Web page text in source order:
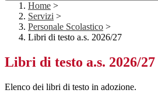
Home >
Servizi >
Personale Scolastico >
Libri di testo a.s. 2026/27
Libri di testo a.s. 2026/27
Elenco dei libri di testo in adozione.